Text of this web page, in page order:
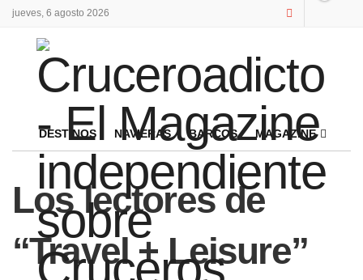
jueves, 6 agosto 2026
DESTINOS NAVIERAS BARCOS MAGAZINE
Los lectores de
“Travel + Leisure”